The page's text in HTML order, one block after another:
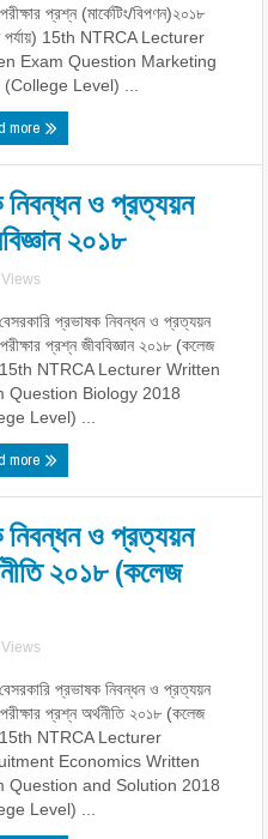
প্রশ্ন (মার্কেটিং/বিপণন)২০১৮
পর্যায়) 15th NTRCA Lecturer
Exam Question Marketing
Level) ...
more
নিবন্ধন ও প্রত্যয়ন
২০১৮
প্রভাষক নিবন্ধন ও প্রত্যয়ন
প্রশ্ন জীববিজ্ঞান ২০১৮ (কলেজ
15th NTRCA Lecturer Written
Question Biology 2018
Level) ...
more
নিবন্ধন ও প্রত্যয়ন
২০১৮ (কলেজ
প্রভাষক নিবন্ধন ও প্রত্যয়ন
প্রশ্ন অর্থনীতি ২০১৮ (কলেজ
15th NTRCA Lecturer
Economics Written
Question and Solution 2018
Level) ...